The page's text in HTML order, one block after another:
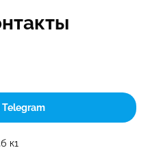
Telegram
к1